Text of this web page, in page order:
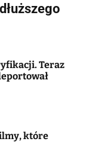
Teraz
które